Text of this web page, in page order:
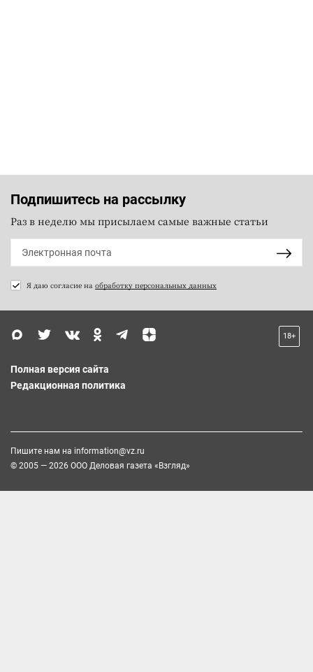
Подпишитесь на рассылку
Раз в неделю мы присылаем самые важные статьи
Я даю согласие на обработку персональных данных
18+
Полная версия сайта
Редакционная политика
Пишите нам на information@vz.ru
© 2005 — 2026 ООО Деловая газета «Взгляд»